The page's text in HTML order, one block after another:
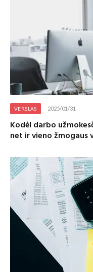
VERSLAS 2025/01/31
Kodėl darbo
net ir vieno žmogaus